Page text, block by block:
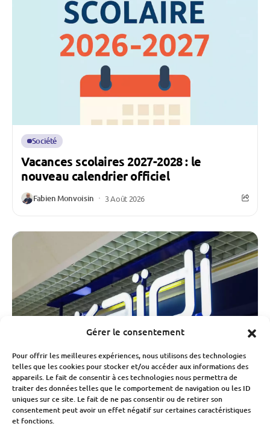
Gérer le consentement
Pour offrir les meilleures expériences, nous utilisons des technologies
telles que les cookies pour stocker et/ou accéder aux informations des
appareils. Le fait de consentir à ces technologies nous permettra de
traiter des données telles que le comportement de navigation ou les ID
uniques sur ce site. Le fait de ne pas consentir ou de retirer son
consentement peut avoir un effet négatif sur certaines caractéristiques
et fonctions.
Société
Vacances scolaires 2027-2028 : le
nouveau calendrier officiel
Fabien Monvoisin 3 Août 2026
Économie